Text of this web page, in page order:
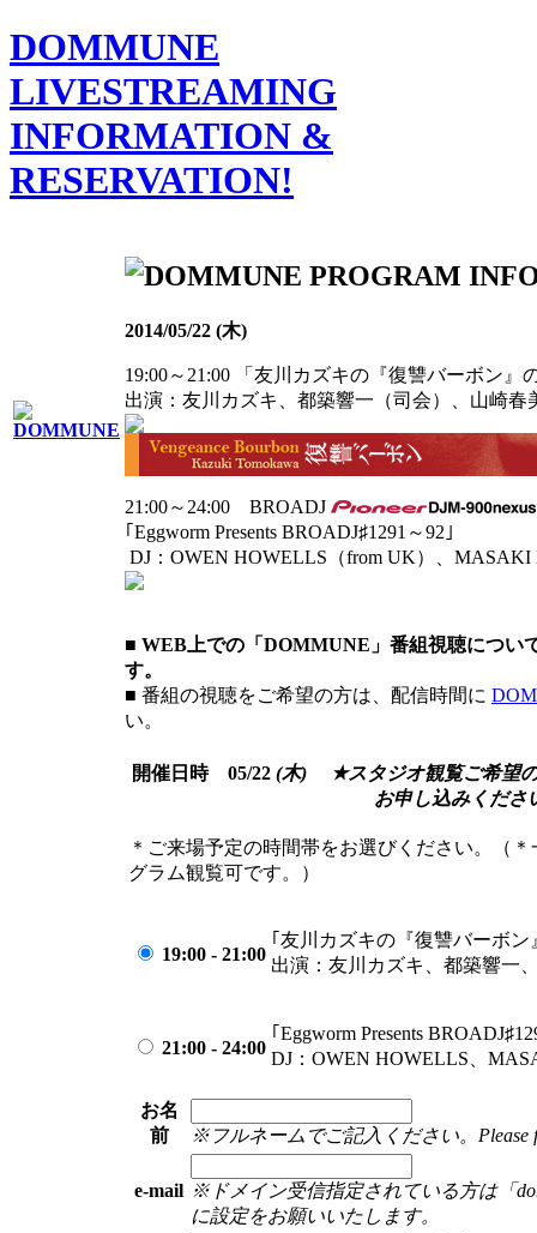
DOMMUNE
LIVESTREAMING
INFORMATION &
RESERVATION!
2014/05/22 (木)
19:00～21:00 「友川カズキの『復讐バーボン』
出演：友川カズキ、都築響一（司会）、山崎春
21:00～24:00 BROADJ
｢Eggworm Presents BROADJ♯1291～92｣
DJ：OWEN HOWELLS（from UK）、
■ WEB上での「DOMMUNE」番組視聴につい
す。
■ 番組の視聴をご希望の方は、配信時間に
い。
開催日時 05/22 (木)
★スタジオ観覧ご希望
お申し込みくださ
＊ご来場予定の時間帯をお選びください。（
グラム観覧可です。）
19:00 - 21:00
｢友川カズキの『復讐バーボ
出演：友川カズキ、都築響一
21:00 - 24:00
｢Eggworm Presents
DJ：OWEN HOWELLS、
お名
前
※フルネームでご記入ください。Please
e-mail ※ドメイン受信指定されている方は「
に設定をお願いいたします。